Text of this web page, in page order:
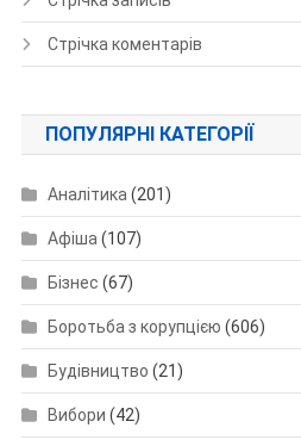
Стрічка коментарів
ПОПУЛЯРНІ КАТЕГОРІЇ
Аналітика (201)
Афіша (107)
Бізнес (67)
Боротьба з корупцією (606)
Будівництво (21)
Вибори (42)